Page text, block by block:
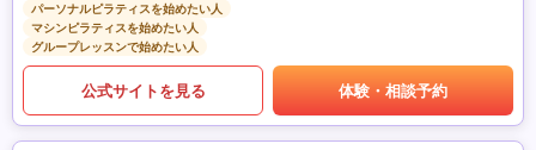
パーソナルピラティスを始めたい人
マシンピラティスを始めたい人
グループレッスンで始めたい人
公式サイトを見る 体験・相談予約